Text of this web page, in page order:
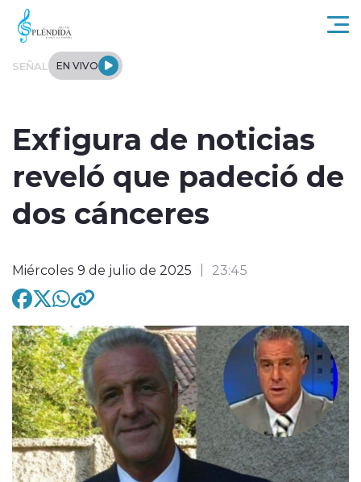
Click acá para ir directamente al contenido
SEÑAL EN VIVO
Regional
Tendencias
Entrevistas
Deportes
modo claro
Exfigura de noticias
reveló que padeció de
dos cánceres
Miércoles 9 de julio de 2025 23:45